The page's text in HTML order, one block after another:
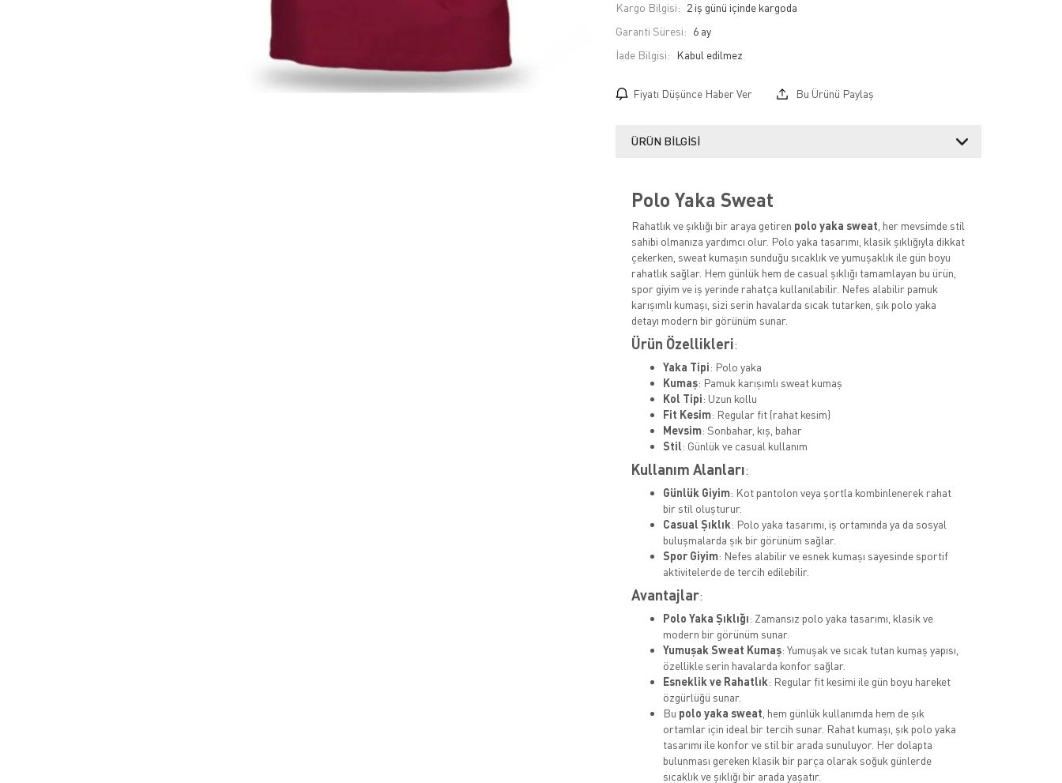
Kargo Bilgisi: 2 iş günü içinde kargoda
Garanti Süresi: 6 ay
İade Bilgisi:
Fiyatı Düşünce Haber Ver Bu Ürünü Paylaş
ÜRÜN BILGISI
Polo Yaka Sweat
Rahatlık ve şıklığı bir araya getiren polo yaka sweat , her mevsimde stil
sahibi olmanıza yardımcı olur. Polo yaka tasarımı, klasik şıklığıyla dikkat
çekerken, sweat kumaşın sunduğu sıcaklık ve yumuşaklık ile gün boyu
rahatlık sağlar. Hem günlük hem de casual şıklığı tamamlayan bu ürün,
spor giyim ve iş yerinde rahatça kullanılabilir. Nefes alabilir pamuk
karışımlı kumaşı, sizi serin havalarda sıcak tutarken, şık polo yaka
detayı modern bir görünüm sunar.
Ürün Özellikleri:
Yaka Tipi: Polo yaka
Kumaş: Pamuk karışımlı sweat kumaş
Kol Tipi: Uzun kollu
Fit Kesim: Regular fit (rahat kesim)
Mevsim: Sonbahar, kış, bahar
Stil: Günlük ve casual kullanım
Kullanım Alanları:
Günlük Giyim: Kot pantolon veya şortla kombinlenerek rahat
bir stil oluşturur.
Casual Şıklık: Polo yaka tasarımı, iş ortamında ya da sosyal
buluşmalarda şık bir görünüm sağlar.
Spor Giyim: Nefes alabilir ve esnek kumaşı sayesinde sportif
aktivitelerde de tercih edilebilir.
Avantajlar:
Polo Yaka Şıklığı: Zamansız polo yaka tasarımı, klasik ve
modern bir görünüm sunar.
Yumuşak Sweat Kumaş: Yumuşak ve sıcak tutan kumaş yapısı,
özellikle serin havalarda konfor sağlar.
Esneklik ve Rahatlık: Regular fit kesimi ile gün boyu hareket
özgürlüğü sunar.
Bu polo yaka sweat , hem günlük kullanımda hem de şık
ortamlar için ideal bir tercih sunar. Rahat kumaşı, şık polo yaka
tasarımı ile konfor ve stil bir arada sunuluyor. Her dolapta
bulunması gereken klasik bir parça olarak soğuk günlerde
sıcaklık ve şıklığı bir arada yaşatır.